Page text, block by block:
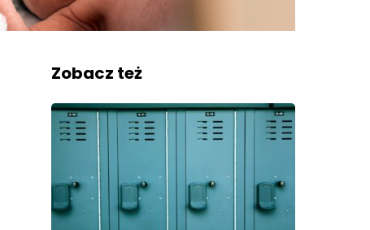
Zobacz też